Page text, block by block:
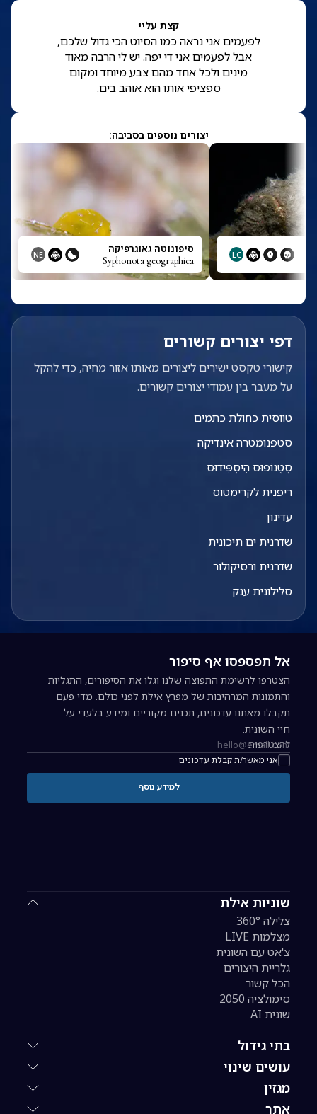
קצת עליי
לפעמים אני נראה כמו הסיוט הכי גדול שלכם,
אבל לפעמים אני די יפה. יש לי הרבה מאוד
מינים ולכל אחד מהם צבע מיוחד ומקום
ספציפי אותו הוא אוהב בים.
יצורים נוספים בסביבה:
LC סיפונוטה גאוגרפיקה
Syphonota geographica
NE
דפי יצורים קשורים
קישורי טקסט ישירים ליצורים מאותו אזור מחיה, כדי להקל
על מעבר בין עמודי יצורים קשורים.
טווסית כחולת כתמים
סטפנומטרה אינדיקה
סְטֶנוֹפּוּס הִיסְפִּידוּס
ריפנית לקרימטוס
עדינון
שדרנית ים תיכונית
שדרנית ורסיקולור
סלילונית ענק
שוניות אילת
צלילה 360°
מצלמות LIVE
צ'אט עם השונית
גלריית היצורים
הכל קשור
סימולציה 2050
שונית AI
בתי גידול
עושים שינוי
מגזין
אתר
אל תפספסו אף סיפור
הצטרפו לרשימת התפוצה שלנו וגלו את הסיפורים, התגליות
והתמונות המרהיבות של מפרץ אילת לפני כולם. מדי פעם
תקבלו מאתנו עדכונים, תכנים מקוריים ומידע בלעדי על
חיי השונית.
כתובת אימייל להרשמה לניוזלטר
אני מאשר/ת קבלת עדכונים
להצטרפות
למידע נוסף